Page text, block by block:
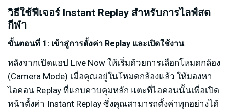
วิธีใช้ฟีเจอร์ Instant Replay สำหรับการไลฟ์สด
กีฬา
ขั้นตอนที่ 1: เข้าสู่การตั้งค่า Replay และเปิดใช้งาน
หลังจากเปิดแอป Live Now ให้เริ่มด้วยการเลือกโหมดกล้อง
(Camera Mode) เมื่อคุณอยู่ในโหมดกล้องแล้ว ให้มองหา
ไอคอน Replay ที่แถบควบคุมหลัก แตะที่ไอคอนนั้นเพื่อเปิด
หน้าตั้งค่า Instant Replay ซึ่งคุณสามารถตั้งค่าทุกอย่างได้